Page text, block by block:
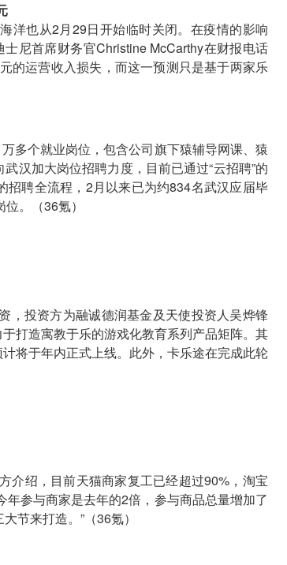
洋也从2月29日开始临时关闭。在疫情的影响
尼首席财务官Christine McCarthy在财报电话
的运营收入损失，而这一预测只是基于两家乐
多个就业岗位，包含公司旗下猿辅导网课、猿
汉加大岗位招聘力度，目前已通过“云招聘”的
聘全流程，2月以来已为约834名武汉应届毕
。（36氪）
，投资方为融诚德润基金及天使投资人吴烨锋
打造寓教于乐的游戏化教育系列产品矩阵。其
将于年内正式上线。此外，卡乐途在完成此轮
介绍，目前天猫商家复工已经超过90%，淘宝
参与商家是去年的2倍，参与商品总量增加了
节来打造。”（36氪）